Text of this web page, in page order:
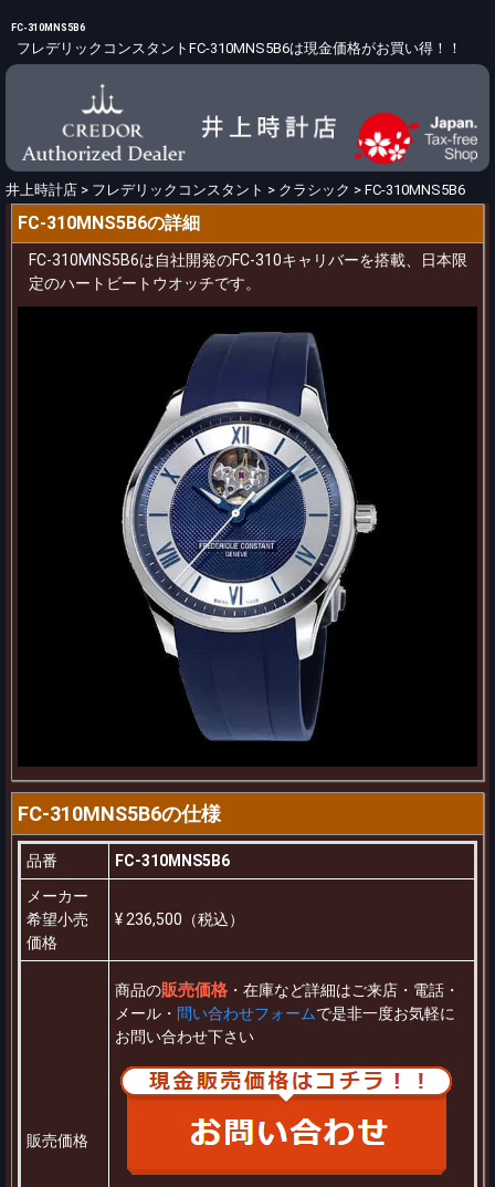
FC-310MNS5B6
フレデリックコンスタントFC-310MNS5B6は現金価格がお買い得！！
井上時計店 > フレデリックコンスタント > クラシック > FC-310MNS5B6
FC-310MNS5B6の詳細
FC-310MNS5B6は自社開発のFC-310キャリバーを搭載、日本限
定のハートビートウオッチです。
FC-310MNS5B6の仕様
品番
FC-310MNS5B6
メーカー
希望小売
価格
¥ 236,500（税込）
販売価格
商品の販売価格 ・在庫など詳細はご来店・電話・
メール・ 問い合わせフォームで是非一度お気軽に
お問い合わせ下さい